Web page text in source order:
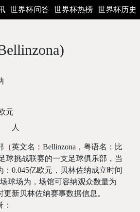
世界杯问答 世界杯热榜 世界杯历史
元
人
（英文名：Bellinzona，粤语名：比
球挑战联赛的一支足球俱乐部，当
0.045亿欧元，贝林佐纳成立时间
球场为，场馆可容纳观众数量为
更新贝林佐纳赛事数据信息。